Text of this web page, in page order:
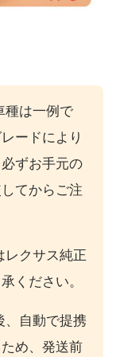
種は一例で
ードにより
ずお手元の
てからご注
レクサス純正
ください。
、自動で提携
め、発送前